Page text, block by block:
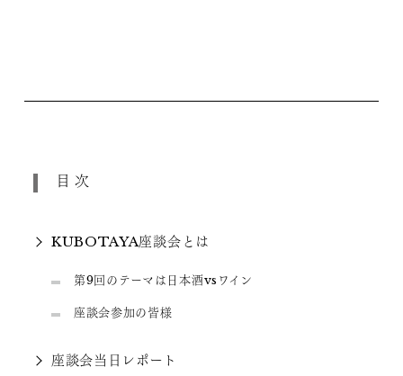
目次
KUBOTAYA座談会とは
第9回のテーマは日本酒vsワイン
座談会参加の皆様
座談会当日レポート